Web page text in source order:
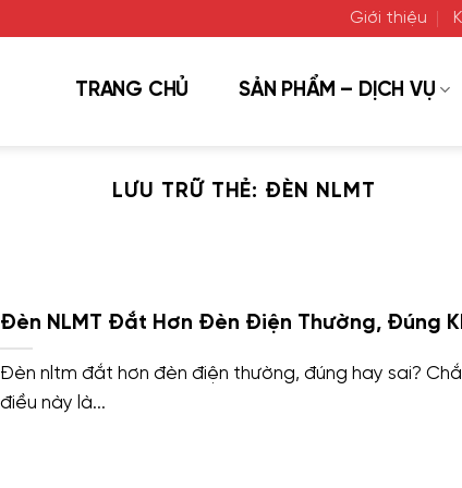
Giới thiệu
TRANG CHỦ SẢN PHẨM – DỊCH VỤ
LƯU TRỮ THẺ: ĐÈN NLMT
Đèn NLMT Đắt Hơn Đèn Điện Thường, Đúng
Đèn nltm đắt hơn đèn điện thường, đúng hay sai?
điều này là...